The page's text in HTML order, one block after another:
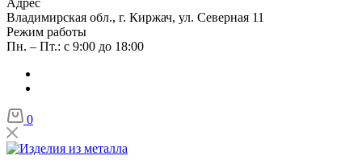
Адрес
Владимирская обл., г. Киржач, ул. Северная 11
Режим работы
Пн. – Пт.: с 9:00 до 18:00
0